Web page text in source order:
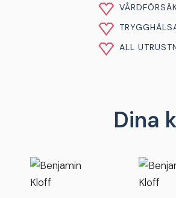
ALL
Dina